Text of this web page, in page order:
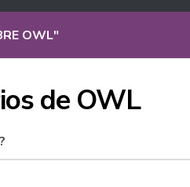
OWL"
de OWL